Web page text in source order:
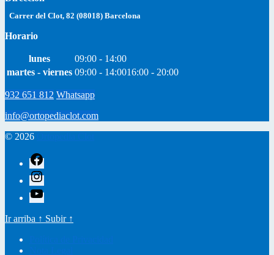
Carrer del Clot, 82 (08018) Barcelona
Horario
lunes
09:00 - 14:00
martes - viernes 09:00 - 14:0016:00 - 20:00
932 651 812 Whatsapp
info@ortopediaclot.com
© 2026
facebook
instagram
youtube
Ir arriba ↑ Subir ↑